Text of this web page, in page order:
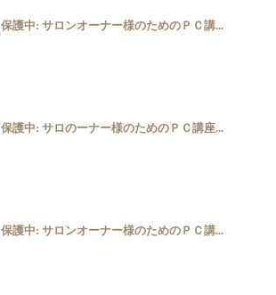
保護中: サロンオーナー様のためのＰＣ講...
保護中: サロのーナー様のためのＰＣ講座...
保護中: サロンオーナー様のためのＰＣ講...